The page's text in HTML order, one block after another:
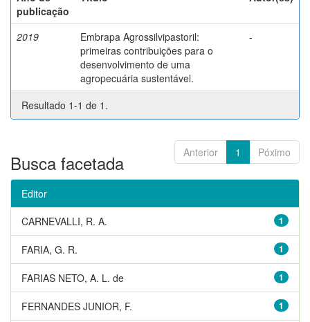
publicação
2019
Embrapa Agrossilvipastoril:
primeiras contribuições para o
desenvolvimento de uma
agropecuária sustentável.
-
Resultado 1-1 de 1.
Anterior 1 Póximo
Busca facetada
Editor
1
CARNEVALLI, R. A.
1
FARIA, G. R.
1
FARIAS NETO, A. L. de
1
FERNANDES JUNIOR, F.